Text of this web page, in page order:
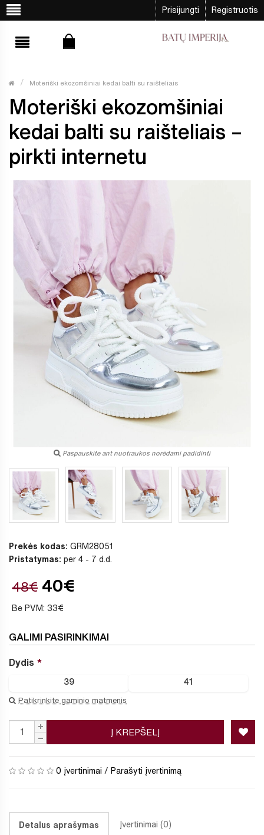
Prisijungti Registruotis
Moteriški ekozomšiniai kedai balti su raišteliais
Moteriški ekozomšiniai
kedai balti su raišteliais –
pirkti internetu
Paspauskite ant nuotraukos norėdami padidinti
Prekės kodas: GRM28051
Pristatymas: per 4 - 7 d.d.
48€ 40€
Be PVM: 33€
GALIMI PASIRINKIMAI
Dydis
39 41
Patikrinkite gaminio matmenis
Į KREPŠELĮ
0 įvertinimai / Parašyti įvertinimą
Detalus aprašymas Įvertinimai (0)